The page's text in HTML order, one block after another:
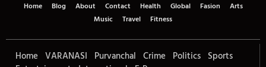
Home Blog About Contact Health Global Fasion
Arts
Music
Travel Fitness
Home VARANASI Purvanchal Crime Politics Sports